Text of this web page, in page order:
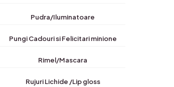
Pudra/Iluminatoare
Pungi Cadouri si Felicitari minione
Rimel/Mascara
Rujuri Lichide /Lip gloss